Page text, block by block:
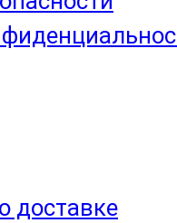
доставке